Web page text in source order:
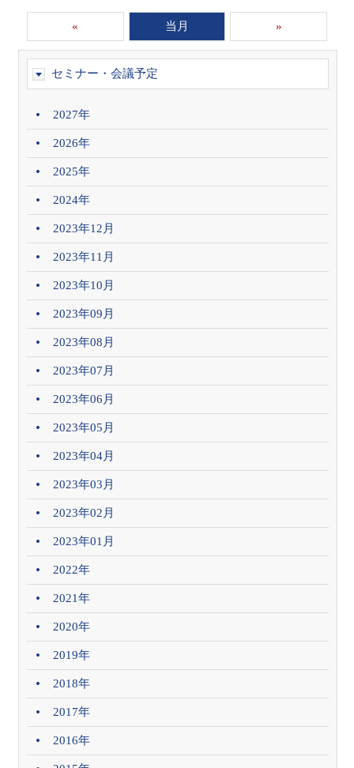
« 当月 »
セミナー・会議予定
2027年
2026年
2025年
2024年
2023年12月
2023年11月
2023年10月
2023年09月
2023年08月
2023年07月
2023年06月
2023年05月
2023年04月
2023年03月
2023年02月
2023年01月
2022年
2021年
2020年
2019年
2018年
2017年
2016年